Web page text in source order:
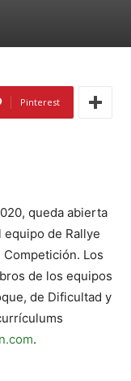
Pinterest
queda abierta
de Rallye
Competición. Los
de los equipos
de Dificultad y
.